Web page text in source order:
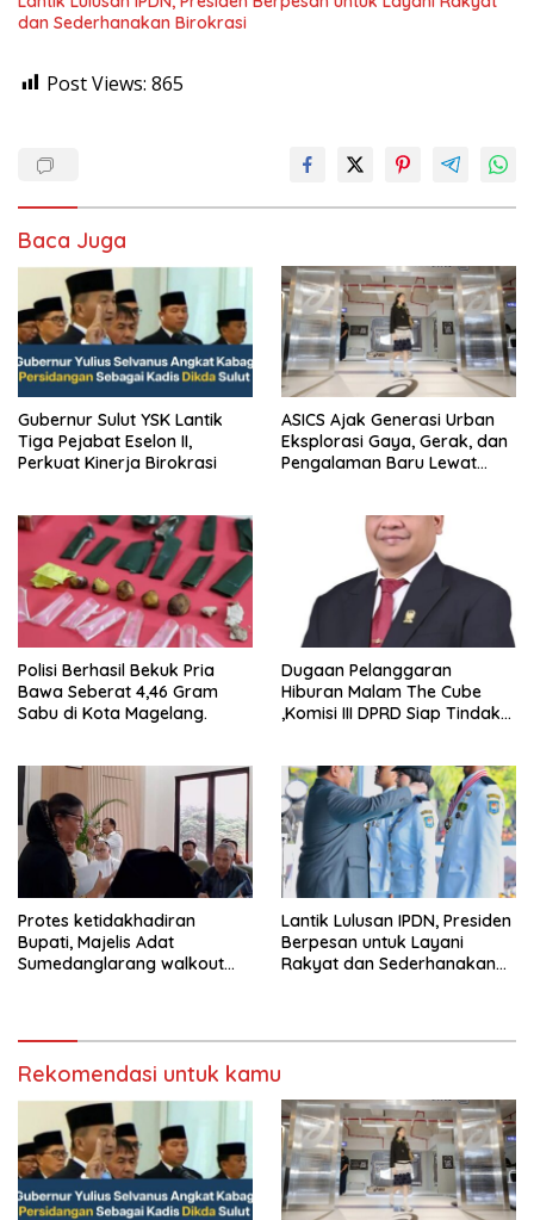
dan Sederhanakan Birokrasi
Post Views: 865
Baca Juga
Gubernur Sulut YSK Lantik
Tiga Pejabat Eselon II,
Perkuat Kinerja Birokrasi
ASICS Ajak Generasi Urban
Eksplorasi Gaya, Gerak, dan
Pengalaman Baru Lewat
Polisi Berhasil Bekuk Pria
Bawa Seberat 4,46 Gram
Sabu di Kota Magelang.
Dugaan Pelanggaran
Hiburan Malam The Cube
,Komisi III DPRD Siap Tindak
Protes ketidakhadiran
Bupati, Majelis Adat
Sumedanglarang walkout
Lantik Lulusan IPDN, Presiden
Berpesan untuk Layani
Rakyat dan Sederhanakan
Rekomendasi untuk kamu